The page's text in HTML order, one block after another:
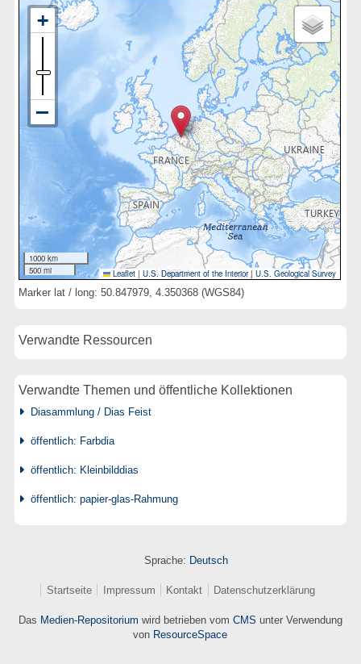
1000 km
500 mi
Leaflet | U.S. Department of the Interior|U.S. Geological Survey
Marker lat / long: 50.847979, 4.350368 (WGS84)
Verwandte Ressourcen
Verwandte Themen und öffentliche Kollektionen
Diasammlung / Dias Feist
öffentlich: Farbdia
öffentlich: Kleinbilddias
öffentlich: papier-glas-Rahmung
Sprache: Deutsch
Startseite Impressum Kontakt Datenschutzerklärung
Das Medien-Repositorium wird betrieben vom CMS unter Verwendung
von ResourceSpace